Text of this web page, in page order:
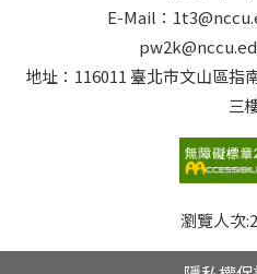
E-Mail：
地址：116011 臺北市文山區指
三
瀏覽人次: